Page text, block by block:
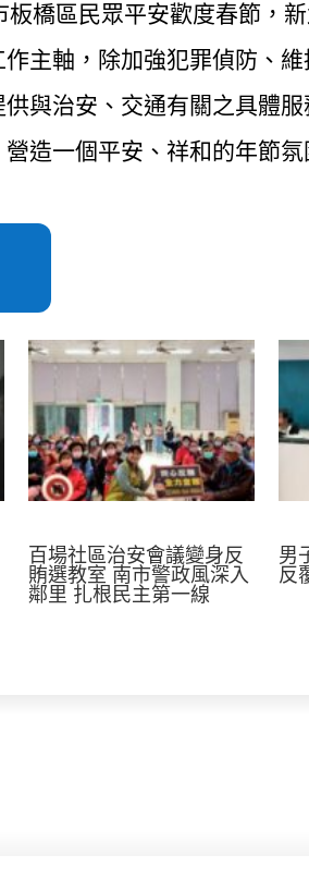
板橋區民眾平安歡度春節，
主軸，除加強犯罪偵防、
與治安、交通有關之具體
造一個平安、祥和的年節
百場社區治安會議變身反
賄選教室 南市警政風深入
鄰里 扎根民主第一線
男
反